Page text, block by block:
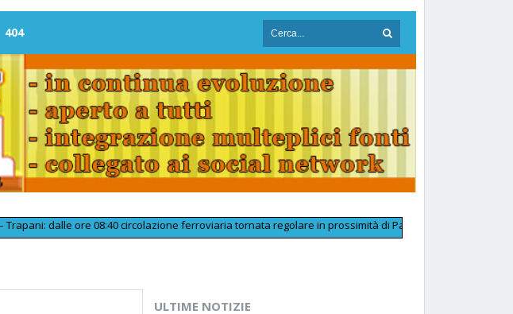
404
ore 08:40 circolazione ferroviaria tornata regolare in prossimità di Palermo Aeroporto dopo un
ULTIME NOTIZIE